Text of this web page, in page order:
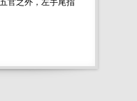
官之外，左手尾指